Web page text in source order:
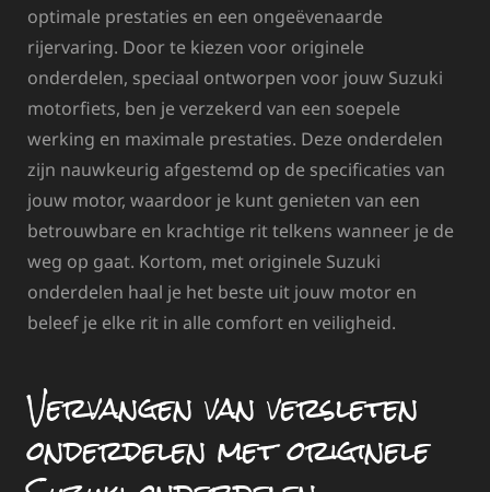
optimale prestaties en een ongeëvenaarde
rijervaring. Door te kiezen voor originele
onderdelen, speciaal ontworpen voor jouw Suzuki
motorfiets, ben je verzekerd van een soepele
werking en maximale prestaties. Deze onderdelen
zijn nauwkeurig afgestemd op de specificaties van
jouw motor, waardoor je kunt genieten van een
betrouwbare en krachtige rit telkens wanneer je de
weg op gaat. Kortom, met originele Suzuki
onderdelen haal je het beste uit jouw motor en
beleef je elke rit in alle comfort en veiligheid.
Vervangen van versleten
onderdelen met originele